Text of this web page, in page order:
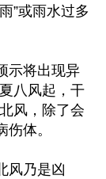
”或雨水过多
示将出现异
八风起，干
风，除了会
体。
风乃是凶